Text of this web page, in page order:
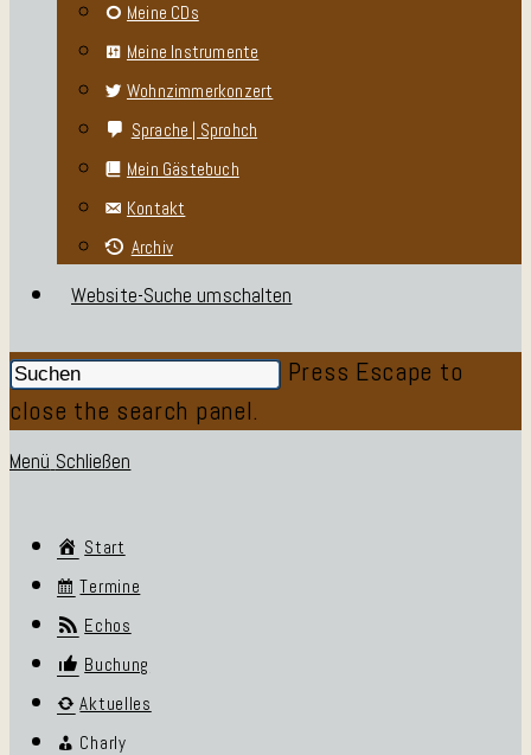
Meine CDs
Meine Instrumente
Wohnzimmerkonzert
Sprache | Sprohch
Mein Gästebuch
Kontakt
Archiv
Website-Suche umschalten
Press Escape to
close the search panel.
Menü Schließen
Start
Termine
Echos
Buchung
Aktuelles
Charly